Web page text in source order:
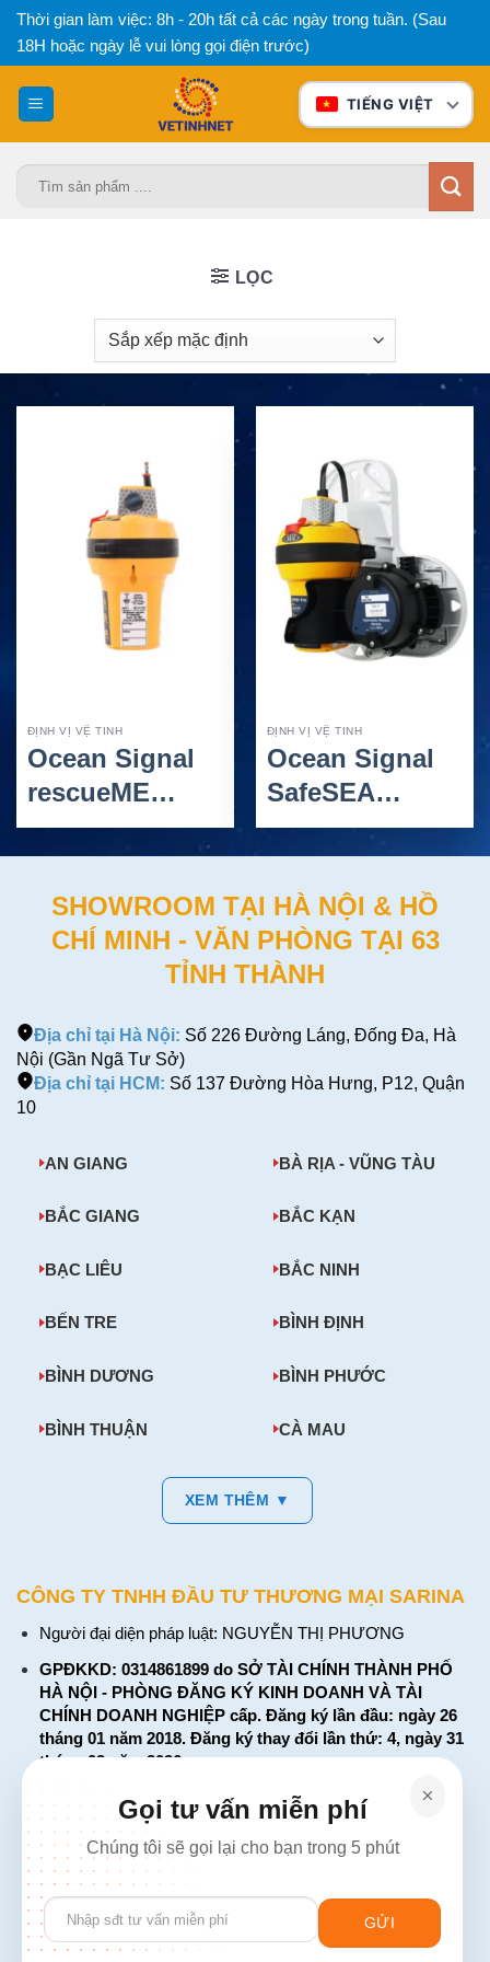
Bỏ
qua
nội
dung
Thời gian làm việc: 8h - 20h tất cả các ngày trong tuần. (Sau
18H hoặc ngày lễ vui lòng gọi điện trước)
TIẾNG VIỆT
LỌC
ĐỊNH VỊ VỆ TINH
Ocean Signal
rescueME
EPIRB1 (Cat2)
– Thiết Bị Phát
Tín Hiệu Khẩn
Cấp Hàng Hải
ĐỊNH VỊ VỆ TINH
Ocean Signal
SafeSEA
EPIRB1 PRO
(Cat1) – Thiết
Bị Phát Tín
Hiệu Khẩn Cấp
Toàn Cầu
SHOWROOM TẠI HÀ NỘI & HỒ
CHÍ MINH - VĂN PHÒNG TẠI 63
TỈNH THÀNH
Địa chỉ tại Hà Nội: Số 226 Đường Láng, Đống Đa, Hà
Nội (Gần Ngã Tư Sở)
Địa chỉ tại HCM: Số 137 Đường Hòa Hưng, P12, Quận
10
AN GIANG BÀ RỊA - VŨNG TÀU
BẮC GIANG BẮC KẠN
BẠC LIÊU BẮC NINH
BẾN TRE BÌNH ĐỊNH
BÌNH DƯƠNG BÌNH PHƯỚC
BÌNH THUẬN CÀ MAU
XEM THÊM ▼
CÔNG TY TNHH ĐẦU TƯ THƯƠNG MẠI SARINA
Người đại diện pháp luật: NGUYỄN THỊ PHƯƠNG
GPĐKKD: 0314861899 do SỞ TÀI CHÍNH THÀNH PHỐ
HÀ NỘI - PHÒNG ĐĂNG KÝ KINH DOANH VÀ TÀI
CHÍNH DOANH NGHIỆP cấp. Đăng ký lần đầu: ngày 26
tháng 01 năm 2018. Đăng ký thay đổi lần thứ: 4, ngày 31
tháng 03 năm 2026
226 Đường Láng, Đống Đa, Hà Nội
137 Đường Hòa Hưng, Phường 12, Quận 10, TP. Hồ Chí
Minh
Hotline: 1900 2106 - 0386 001 001
Email:Giaiphap3g@gmail.com
Gọi tư vấn miễn phí
Chúng tôi sẽ gọi lại cho bạn trong 5 phút
Please
leave